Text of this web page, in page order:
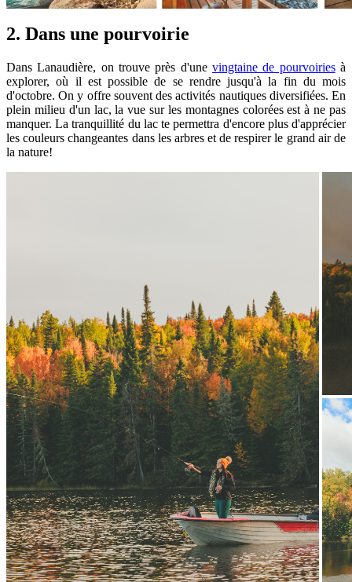
2. Dans une pourvoirie
Dans Lanaudière, on trouve près d'une vingtaine de pourvoiriesà
explorer, où il est possible de se rendre jusqu'à la fin du mois
d'octobre. On y offre souvent des activités nautiques diversifiées. En
plein milieu d'un lac, la vue sur les montagnes colorées est à ne pas
manquer. La tranquillité du lac te permettra d'encore plus d'apprécier
les couleurs changeantes dans les arbres et de respirer le grand air de
la nature!